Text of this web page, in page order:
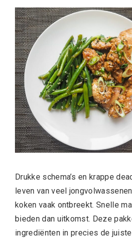
Drukke schema’s en krappe
leven van veel
koken vaak ontbreekt. Snelle
bieden dan uitkomst. Deze
ingrediënten in precies de